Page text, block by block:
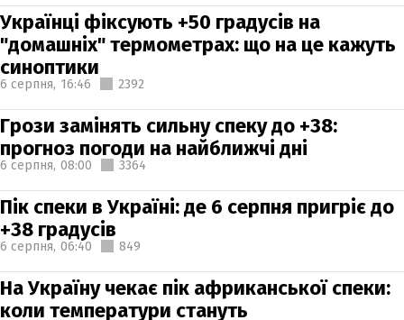
Українці фіксують +50 градусів на
"домашніх" термометрах: що на це кажуть
синоптики
6 серпня, 16:46 2392
Грози замінять сильну спеку до +38:
прогноз погоди на найближчі дні
6 серпня, 08:00 3364
Пік спеки в Україні: де 6 серпня пригріє до
+38 градусів
6 серпня, 06:40 849
На Україну чекає пік африканської спеки:
коли температури стануть